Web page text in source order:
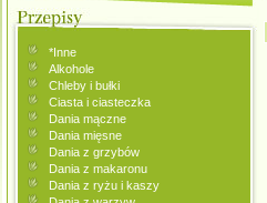
*Inne
Alkohole
Chleby i bułki
Ciasta i ciasteczka
Dania mączne
Dania mięsne
Dania z grzybów
Dania z makaronu
Dania z ryżu i kaszy